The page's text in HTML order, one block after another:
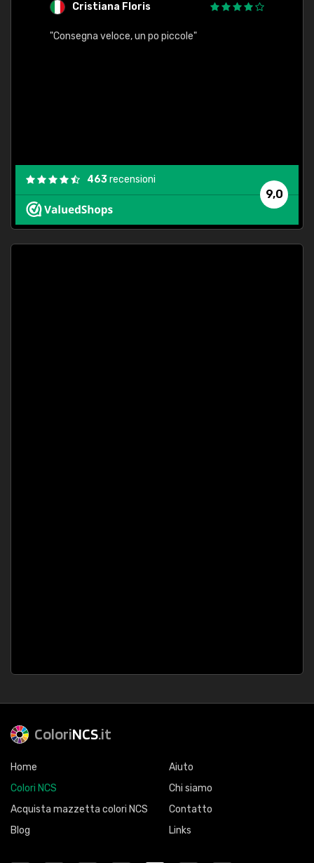
Cristiana Floris
"Consegna veloce, un po piccole"
9,0
463recensioni
ColoriNCS.it
Home
Colori NCS
Acquista mazzetta colori NCS
Blog
Aiuto
Chi siamo
Contatto
Links